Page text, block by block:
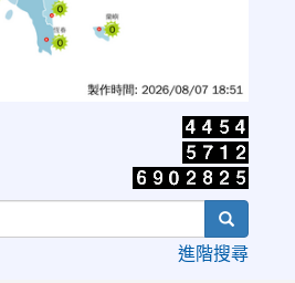
V8/C/W/OBS_UVI.html
search
進階搜尋